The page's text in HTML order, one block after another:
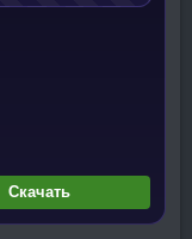
Скачать